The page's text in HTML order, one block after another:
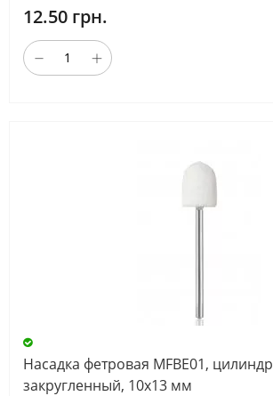
12.50 грн.
Насадка фетровая MFBE01, цилиндр
закругленный, 10х13 мм